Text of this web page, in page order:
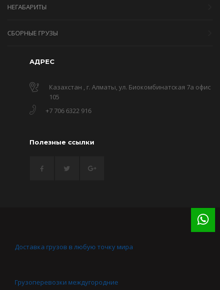
НЕГАБАРИТЫ
СБОРНЫЕ ГРУЗЫ
АДРЕС
Казахстан , г. Алматы, ул. Биокомбинатская 7а офис
105
+7 706 6322 916
Полезные ссылки
Доставка грузов в любую точку мира
Грузоперевозки междугородние